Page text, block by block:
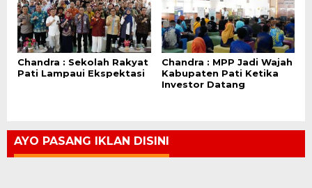
Chandra : Sekolah Rakyat
Pati Lampaui Ekspektasi
Chandra : MPP Jadi Wajah
Kabupaten Pati Ketika
Investor Datang
AYO PASANG IKLAN DISINI